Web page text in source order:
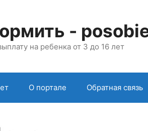
-
на ребенка от 3 до 16 лет
О портале Обратная связь